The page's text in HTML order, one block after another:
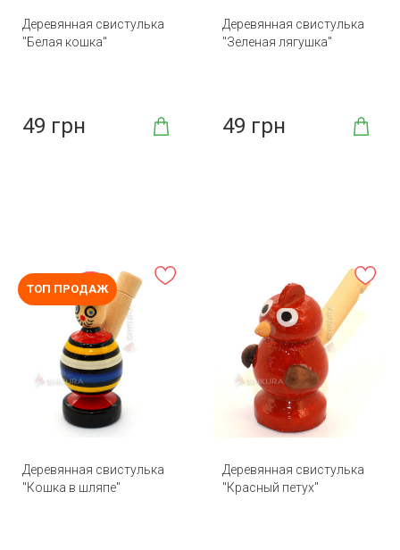
Деревянная свистулька
"Белая кошка"
49 грн
Деревянная свистулька
"Зеленая лягушка"
49 грн
ТОП ПРОДАЖ
Деревянная свистулька
"Кошка в шляпе"
Деревянная свистулька
"Красный петух"